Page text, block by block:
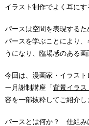
イラスト制作でよく耳に
パースは空間を表現するた
パースを学ぶことにより
うになり、臨場感のある画
今回は、漫画家・イラス
ー月謝制講座「背景イラス
容を一部抜粋してご紹介し
パースとは何か？ 仕組み